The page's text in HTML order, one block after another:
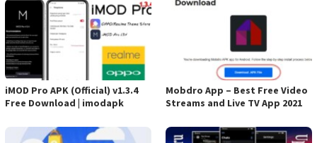
iMOD Pro APK (Official) v1.3.4
Free Download | imodapk
Mobdro App – Best Free Video
Streams and Live TV App 2021